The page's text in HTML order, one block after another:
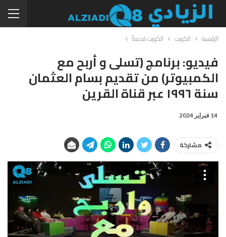
الرئيسية الكويت الكويت قديماً
فيديو: برنامج (تسلى و أربح مع
الكمبيوتر) من تقديم بسام العثمان
سنة ١٩٩٦ عبر قناة القرين
14 فبراير 2024
مشاركة